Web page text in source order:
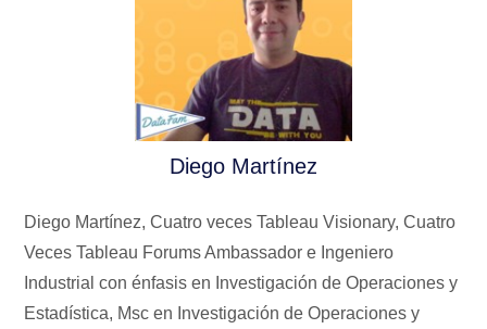
Diego Martínez
Diego Martínez, Cuatro veces Tableau Visionary, Cuatro
Veces Tableau Forums Ambassador e Ingeniero
Industrial con énfasis en Investigación de Operaciones y
Estadística, Msc en Investigación de Operaciones y